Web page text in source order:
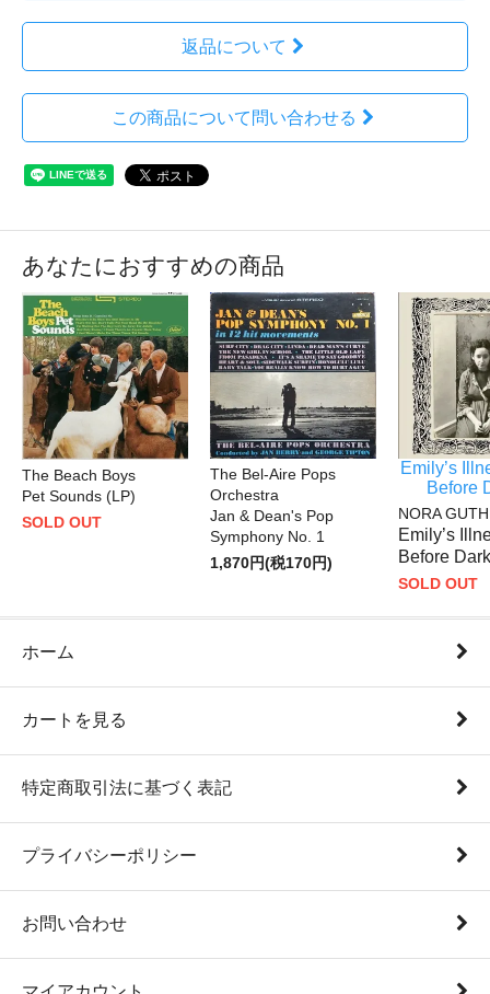
返品について
この商品について問い合わせる
あなたにおすすめの商品
The Beach Boys
Pet Sounds (LP)
SOLD OUT
The Bel-Aire Pops
Orchestra
Jan & Dean's Pop
Symphony No. 1
1,870円(税170円)
Emily’s
Before
NORA
Emily’s
Before Dark
SOLD OUT
ホーム
カートを見る
特定商取引法に基づく表記
プライバシーポリシー
お問い合わせ